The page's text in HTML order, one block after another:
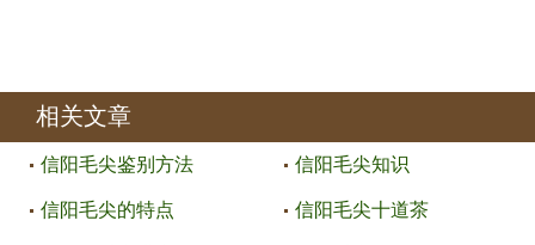
相关文章
信阳毛尖鉴别方法 信阳毛尖知识
信阳毛尖的特点 信阳毛尖十道茶